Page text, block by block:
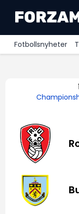
Fotbollsnyheter
Serie A